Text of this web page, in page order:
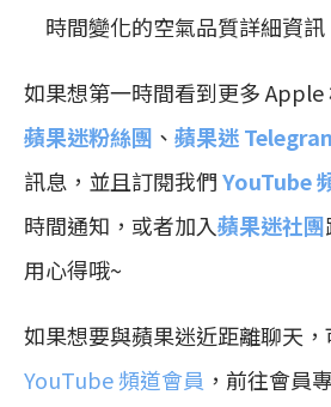
時間變化的空氣品質詳細資訊
如果想第一時間看到更多 Apple
蘋果迷粉絲團 、 蘋果迷
訊息，並且訂閱我們YouTube
時間通知，或者加入蘋果迷社團
用心得哦~
如果想要與蘋果迷近距離聊天
YouTube 頻道會員 ，前往會員